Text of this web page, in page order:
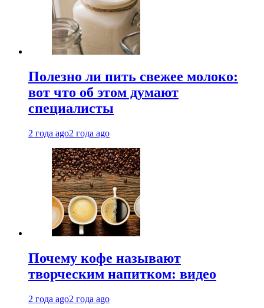
Полезно ли пить свежее молоко:
вот что об этом думают
специалисты
2 года ago2 года ago
Почему кофе называют
творческим напитком: видео
2 года ago2 года ago